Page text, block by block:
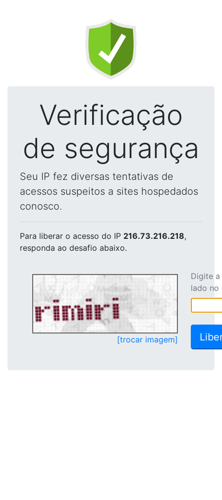
Verificação
de segurança
Seu IP fez diversas tentativas de
acessos suspeitos a sites hospedados
conosco.
Para liberar o acesso do IP 216.73.216.218,
responda ao desafio abaixo.
[trocar imagem]
Digite
lado no